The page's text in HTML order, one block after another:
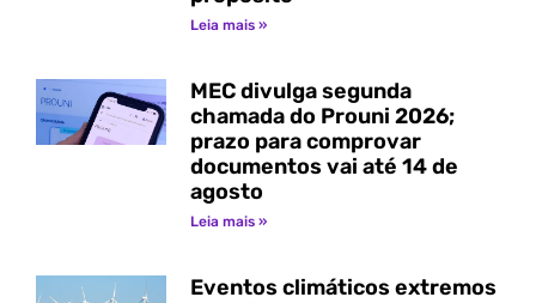
Leia mais »
MEC divulga segunda
chamada do Prouni 2026;
prazo para comprovar
documentos vai até 14 de
agosto
Leia mais »
Eventos climáticos extremos